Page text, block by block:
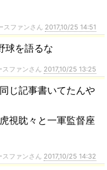
ファンさん 2017,10/25 14:51
球を語るな
ファンさん 2017,10/25 13:25
じ記事書いてたんや
視眈々と一軍監督座
ファンさん 2017,10/25 14:32